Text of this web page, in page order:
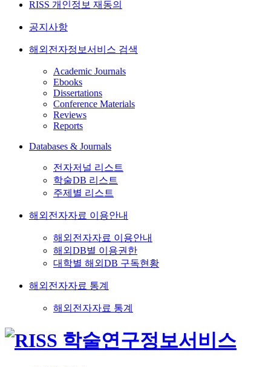
RISS 개인정보 재동의
공지사항
해외전자정보서비스 검색
Academic Journals
Ebooks
Dissertations
Conference Materials
Reviews
Reports
Databases & Journals
전자저널 리스트
학술DB 리스트
주제별 리스트
해외전자자료 이용안내
해외전자자료 이용안내
해외DB별 이용권한
대학별 해외DB 구독현황
해외전자자료 통계
해외전자자료 통계